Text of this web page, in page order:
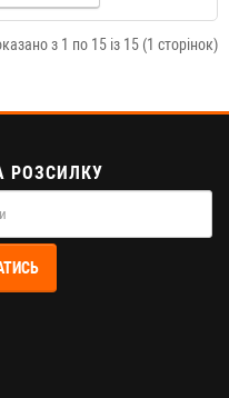
з 1 по 15 із 15 (1 сторінок)
РОЗСИЛКУ